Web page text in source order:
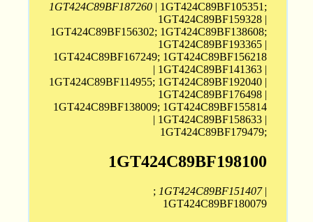
1GT424C89BF187260 | 1GT424C89BF105351;
1GT424C89BF159328 |
1GT424C89BF156302; 1GT424C89BF138608;
1GT424C89BF193365 |
1GT424C89BF167249; 1GT424C89BF156218
| 1GT424C89BF141363 |
1GT424C89BF114955; 1GT424C89BF192040 |
1GT424C89BF176498 |
1GT424C89BF138009; 1GT424C89BF155814
| 1GT424C89BF158633 |
1GT424C89BF179479;
1GT424C89BF198100
; 1GT424C89BF151407|
1GT424C89BF180079